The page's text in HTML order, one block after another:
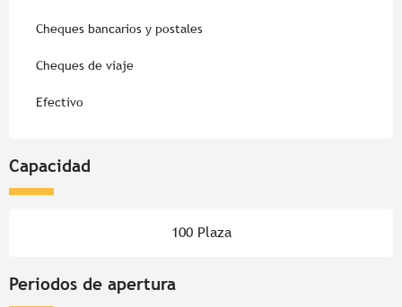
Cheques bancarios y postales
Cheques de viaje
Efectivo
Capacidad
100 Plaza
Periodos de apertura